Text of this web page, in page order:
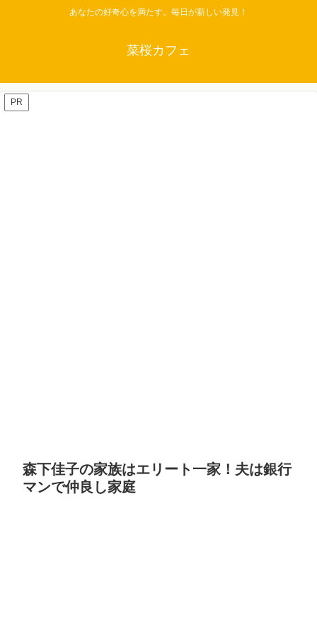
あなたの好奇心を満たす。毎日が新しい発見！
菜桜カフェ
PR
森下佳子の家族はエリート一家！夫は銀行
マンで仲良し家庭